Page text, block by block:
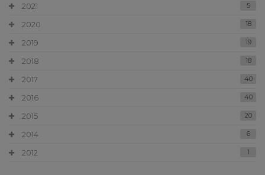
2021 5
2020 18
2019 19
2018 18
2017 40
2016 40
2015 20
2014 6
2012 1